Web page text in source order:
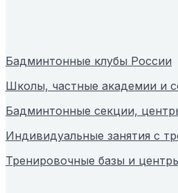
Бадминтонные клубы России
Школы, частные академии и
Бадминтонные секции,
Индивидуальные занятия с
Тренировочные базы и